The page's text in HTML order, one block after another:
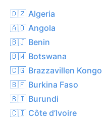
🇩🇿 Algeria
🇦🇴 Angola
🇧🇯 Benin
🇧🇼 Botswana
🇨🇬 Brazzavillen Kongo
🇧🇫 Burkina Faso
🇧🇮 Burundi
🇨🇮 Côte d’Ivoire